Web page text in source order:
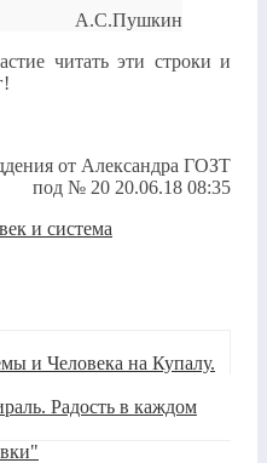
А.С.Пушкин
читать эти строки и
от Александра ГОЗТ
под № 20 20.06.18 08:35
и система
и Человека на Купалу.
Радость в каждом